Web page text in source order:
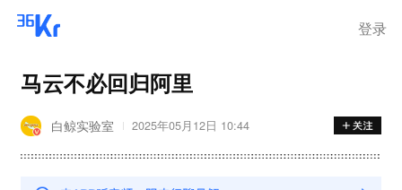
登录
马云不必回归阿里
白鲸实验室 2025年05月12日 10:44